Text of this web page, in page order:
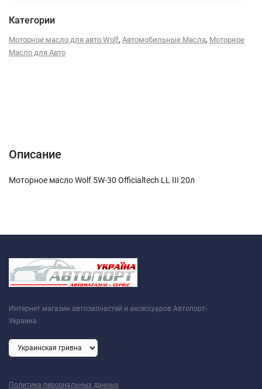
Категории
Моторное масло для авто Wolf, Автомобильные Масла, Моторное
Масло для Авто
Описание
Моторное масло Wolf 5W-30 Officialtech LL III 20л
Интернет магазин автозапчастей и аксессуаров Автопорт-
Украина
Политика персональных данных